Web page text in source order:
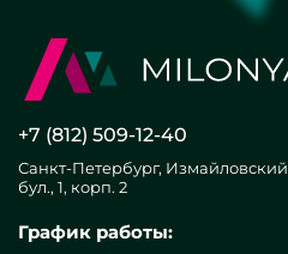
+7 (812) 509-12-40
Санкт-Петербург, Измайловский
бул., 1, корп. 2
График работы: